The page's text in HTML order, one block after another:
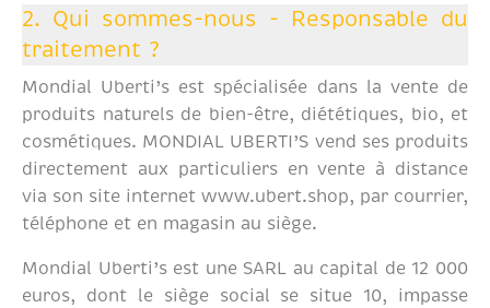
2. Qui sommes-nous - Responsable du
traitement ?
Mondial Uberti’s est spécialisée dans la vente de
produits naturels de bien-être, diététiques, bio, et
cosmétiques. MONDIAL UBERTI’S vend ses produits
directement aux particuliers en vente à distance
via son site internet www.ubert.shop, par courrier,
téléphone et en magasin au siège.
Mondial Uberti’s est une SARL au capital de 12 000
euros, dont le siège social se situe 10, impasse